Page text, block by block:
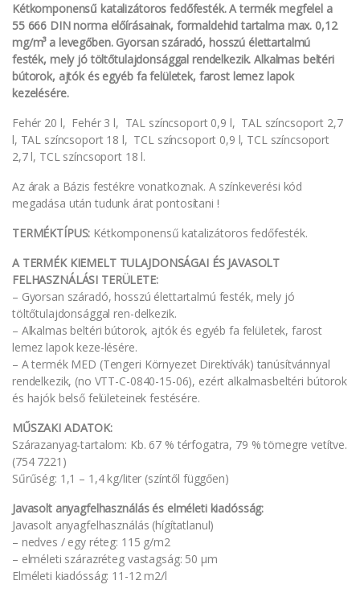
Kétkomponensű katalizátoros fedőfesték. A termék megfelel a
55 666 DIN norma előírásainak, formaldehid tartalma max. 0,12
mg/m³ a levegőben. Gyorsan száradó, hosszú élettartalmú
festék, mely jó töltőtulajdonsággal rendelkezik. Alkalmas beltéri
bútorok, ajtók és egyéb fa felületek, farost lemez lapok
kezelésére.
Fehér 20 l, Fehér 3 l, TAL színcsoport 0,9 l, TAL színcsoport 2,7
l, TAL színcsoport 18 l, TCL színcsoport 0,9 l, TCL színcsoport
2,7 l, TCL színcsoport 18 l.
Az árak a Bázis festékre vonatkoznak. A színkeverési kód
megadása után tudunk árat pontosítani !
TERMÉKTÍPUS: Kétkomponensű katalizátoros fedőfesték.
A TERMÉK KIEMELT TULAJDONSÁGAI ÉS JAVASOLT
FELHASZNÁLÁSI TERÜLETE:
– Gyorsan száradó, hosszú élettartalmú festék, mely jó
töltőtulajdonsággal ren-delkezik.
– Alkalmas beltéri bútorok, ajtók és egyéb fa felületek, farost
lemez lapok keze-lésére.
– A termék MED (Tengeri Környezet Direktívák) tanúsítvánnyal
rendelkezik, (no VTT-C-0840-15-06), ezért alkalmasbeltéri bútorok
és hajók belső felületeinek festésére.
MŰSZAKI ADATOK:
Szárazanyag-tartalom: Kb. 67 % térfogatra, 79 % tömegre vetítve.
(754 7221)
Sűrűség: 1,1 – 1,4 kg/liter (színtől függően)
Javasolt anyagfelhasználás és elméleti kiadósság:
Javasolt anyagfelhasználás (hígítatlanul)
– nedves / egy réteg: 115 g/m2
– elméleti szárazréteg vastagság: 50 μm
Elméleti kiadósság: 11-12 m2/l